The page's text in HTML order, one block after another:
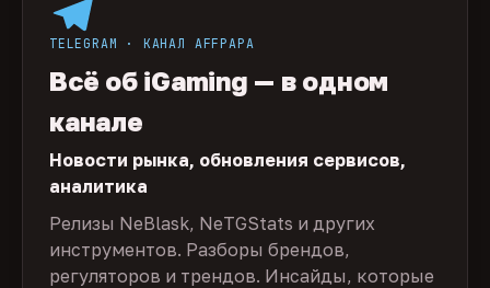
TELEGRAM · КАНАЛ AFFPAPA
Всё об iGaming — в одном
канале
Новости рынка, обновления сервисов,
аналитика
Релизы NeBlask, NeTGStats и других
инструментов. Разборы брендов,
регуляторов и трендов. Инсайды, которые